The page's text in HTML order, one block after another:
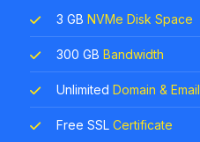
3 GBNVMe Disk Space
300 GBBandwidth
UnlimitedDomain & Email
Free SSLCertificate